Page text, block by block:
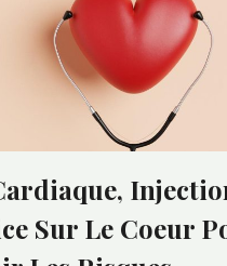
Sur Le Coeur